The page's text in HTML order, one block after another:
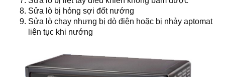
Sửa lò bị hỏng sợi đốt nướng
Sửa lò chạy nhưng bị dò điện hoặc bị nhảy aptomat
liên tục khi nướng